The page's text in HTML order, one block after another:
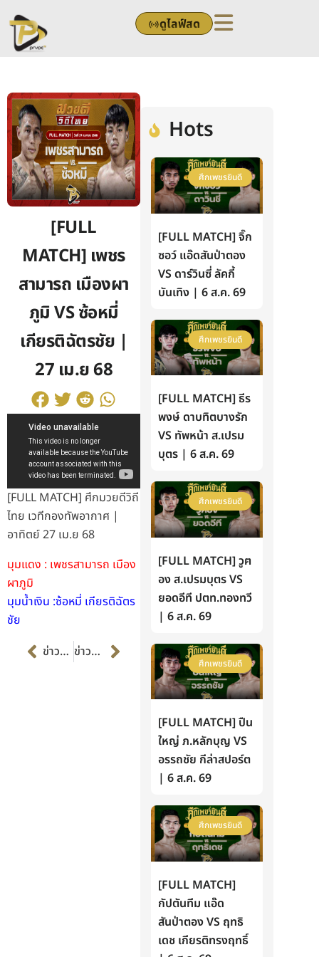
to
content
ดูไลฟ์สด
[FULL
MATCH] เพชร
สามารถ เมืองผา
ภูมิ VS ซ้อหมี่
เกียรติฉัตรชัย |
27 เม.ย 68
[FULL MATCH] ศึกมวยดีวิถี
ไทย เวทีกองทัพอากาศ |
อาทิตย์ 27 เม.ย 68
มุมแดง : เพชรสามารถ เมือง
ผาภูมิ
มุมน้ำเงิน :ซ้อหมี่ เกียรติฉัตร
ชัย
Prevข่าวก่อนหน้า ข่าวต่อไป Next
Hots
ศึกเพชรยินดี
[FULL MATCH] จิ๊ก
ซอว์ แอ๊ดสันป่าตอง
VS ดาร์วินซี่ ลัคกี้
บันเทิง | 6 ส.ค. 69
ศึกเพชรยินดี
[FULL MATCH] ธีร
พงษ์ ดาบทิตบางรัก
VS ทัพหน้า ส.เปรม
บุตร | 6 ส.ค. 69
ศึกเพชรยินดี
[FULL MATCH] วูฅ
อง ส.เปรมบุตร VS
ยอดอีที ปตท.ทองทวี
| 6 ส.ค. 69
ศึกเพชรยินดี
[FULL MATCH] ปืน
ใหญ่ ภ.หลักบุญ VS
อรรถชัย กีล่าสปอร์ต
| 6 ส.ค. 69
ศึกเพชรยินดี
[FULL MATCH]
กัปตันทีม แอ๊ด
สันป่าตอง VS ฤทธิ
เดช เกียรติทรงฤทธิ์